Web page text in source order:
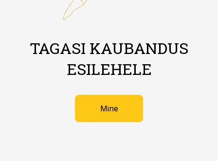
TAGASI KAUBANDUS
ESILEHELE
Mine